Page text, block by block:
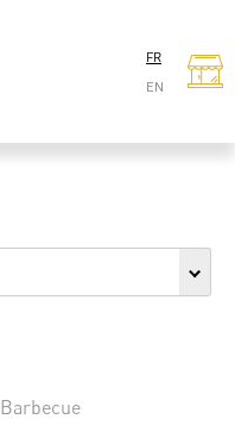
FR
EN
Barbecue